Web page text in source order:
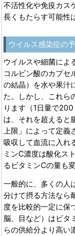
不活性化や免疫カス
長くもたらす可能性
ウイルス感染症の
ウイルスや細菌によ
コルビン酸のカプセ
の結晶）を水や果汁
た。しかし、これら
ります（1日量で
は、それを超えると
上限」によって定義
吸収して血流に入れ
ミンC濃度は酸化ス
るビタミンCの量も
一般的に、多くの人
分けて摂る方法なら
度を比較的一定に保
脳、目など）はビタ
らの供給分より高い